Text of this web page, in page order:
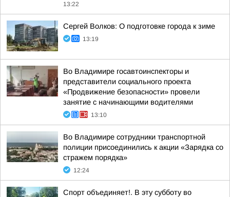
13:22
Сергей Волков: О подготовке города к зиме
13:19
Во Владимире госавтоинспекторы и
представители социального проекта
«Продвижение безопасности» провели
занятие с начинающими водителями
13:10
Во Владимире сотрудники транспортной
полиции присоединились к акции «Зарядка со
стражем порядка»
12:24
Спорт объединяет!. В эту субботу во